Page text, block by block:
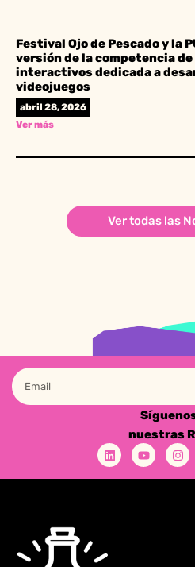
Festival Ojo de Pescado y la
versión de la competencia
interactivos dedicada a
videojuegos
abril 28, 2026
Ver más
Ver todas las
nuestras